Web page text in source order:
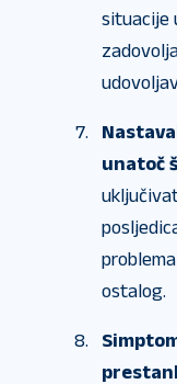
situacije
unatoč
ostalog.